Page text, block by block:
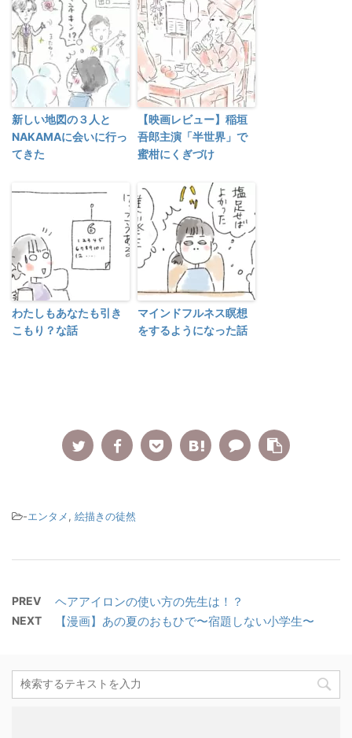
新しい地図の３人と
NAKAMAに会いに行っ
てきた
【映画レビュー】稲垣
吾郎主演「半世界」で
蜜柑にくぎづけ
わたしもあなたも引き
こもり？な話
マインドフルネス瞑想
をするようになった話
-エンタメ, 絵描きの徒然
PREV ヘアアイロンの使い方の先生は！？
NEXT 【漫画】あの夏のおもひで〜宿題しない小学生〜